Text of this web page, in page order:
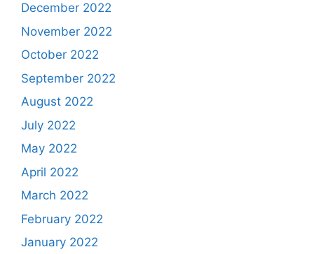
December 2022
November 2022
October 2022
September 2022
August 2022
July 2022
May 2022
April 2022
March 2022
February 2022
January 2022